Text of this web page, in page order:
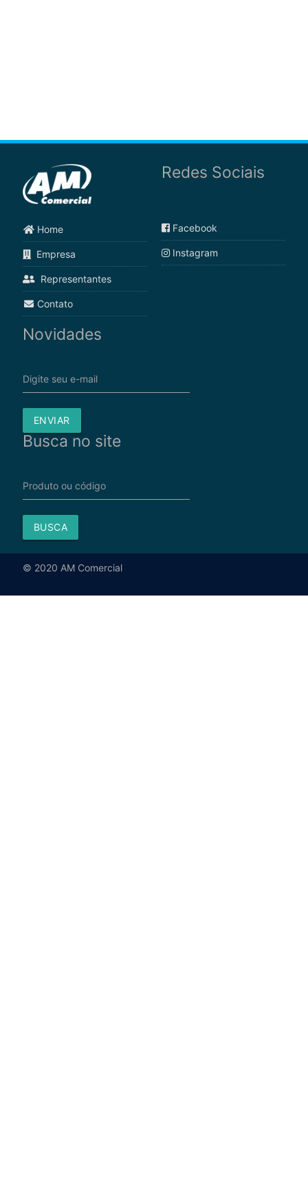
Home
Empresa
Representantes
Contato
Redes Sociais
Facebook
Instagram
Novidades
Digite seu e-mail
ENVIAR
Busca no site
Produto ou código
BUSCA
© 2020 AM Comercial